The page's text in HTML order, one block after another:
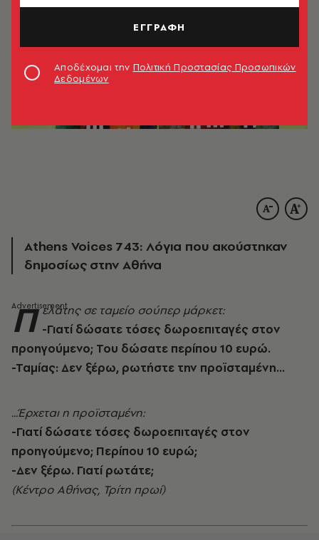
Athens Voices 743: Λόγια που ακούστηκαν
δημοσίως στην Αθήνα
Π ελάτης σε ταμείο σούπερ μάρκετ:
-Γιατί δώσατε τόσες δωροεπιταγές στον
προηγούμενο; Του δώσατε περίπου 10 ευρώ.
-Ταμίας: Δεν ξέρω, ρωτήστε την προϊσταμένη…
...Έρχεται η προϊσταμένη:
-Γιατί δώσατε τόσες δωροεπιταγές στον
προηγούμενο; Περίπου 10 ευρώ;
-Δεν ξέρω. Γιατί ρωτάτε;
(Κέντρο Αθήνας, Τρίτη πρωί)
ΕΓΓΡΑΦΗ
Αποδέχομαι την Πολιτική Προστασίας Προσωπικών
Δεδομένων